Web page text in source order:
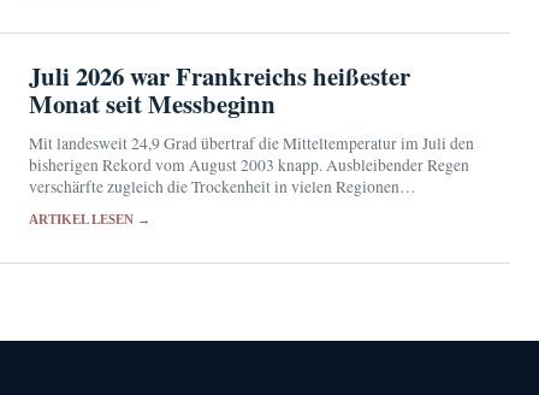
Juli 2026 war Frankreichs heißester
Monat seit Messbeginn
Mit landesweit 24,9 Grad übertraf die Mitteltemperatur im Juli den
bisherigen Rekord vom August 2003 knapp. Ausbleibender Regen
verschärfte zugleich die Trockenheit in vielen Regionen
ARTIKEL LESEN →